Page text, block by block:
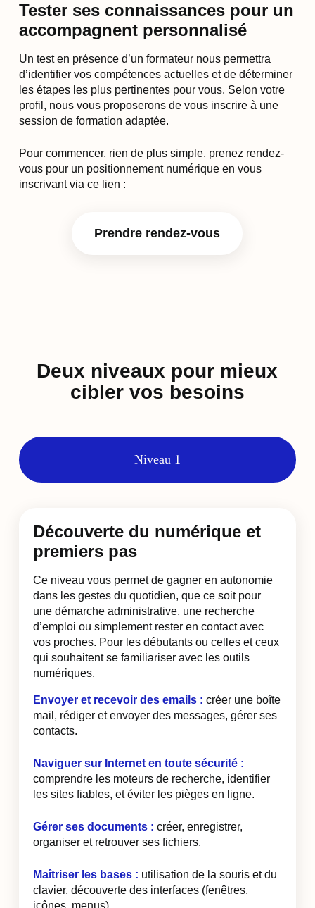
Tester ses connaissances pour un
accompagnent personnalisé
Un test en présence d’un formateur nous permettra
d’identifier vos compétences actuelles et de déterminer
les étapes les plus pertinentes pour vous. Selon votre
profil, nous vous proposerons de vous inscrire à une
session de formation adaptée.
Pour commencer, rien de plus simple, prenez rendez-
vous pour un positionnement numérique en vous
inscrivant via ce lien :
Prendre rendez-vous
Deux niveaux pour mieux
cibler vos besoins
Niveau 1
Découverte du numérique et
premiers pas
Ce niveau vous permet de gagner en autonomie
dans les gestes du quotidien, que ce soit pour
une démarche administrative, une recherche
d’emploi ou simplement rester en contact avec
vos proches. Pour les débutants ou celles et ceux
qui souhaitent se familiariser avec les outils
numériques.
Envoyer et recevoir des emails : créer une boîte
mail, rédiger et envoyer des messages, gérer ses
contacts.
Naviguer sur Internet en toute sécurité :
comprendre les moteurs de recherche, identifier
les sites fiables, et éviter les pièges en ligne.
Gérer ses documents : créer, enregistrer,
organiser et retrouver ses fichiers.
Maîtriser les bases : utilisation de la souris et du
clavier, découverte des interfaces (fenêtres,